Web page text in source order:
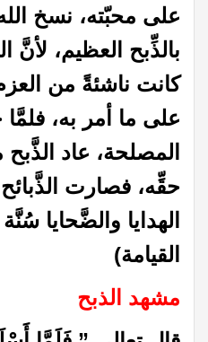
على محبّته، نسخ
بالذِّبح العظيم،
كانت ناشئةً من
على ما أمر به،
المصلحة، عاد
حقِّه، فصارت
الهدايا والضَّحايا
القيامة)
مشهد الذبح